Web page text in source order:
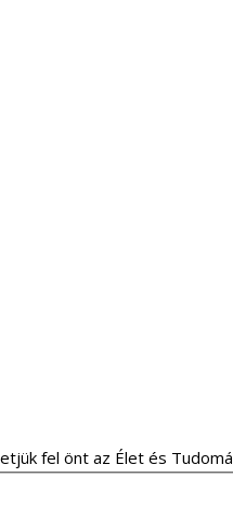
fel önt az Élet és